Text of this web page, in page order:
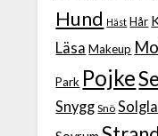
Hund Häst Hår
Läsa Makeup
Park Pojke
Snygg Snö